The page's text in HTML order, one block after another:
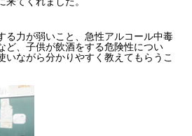
る力が弱いこと、急性アルコール中毒
ど、子供が飲酒をする危険性につい
いながら分かりやすく教えてもらうこ